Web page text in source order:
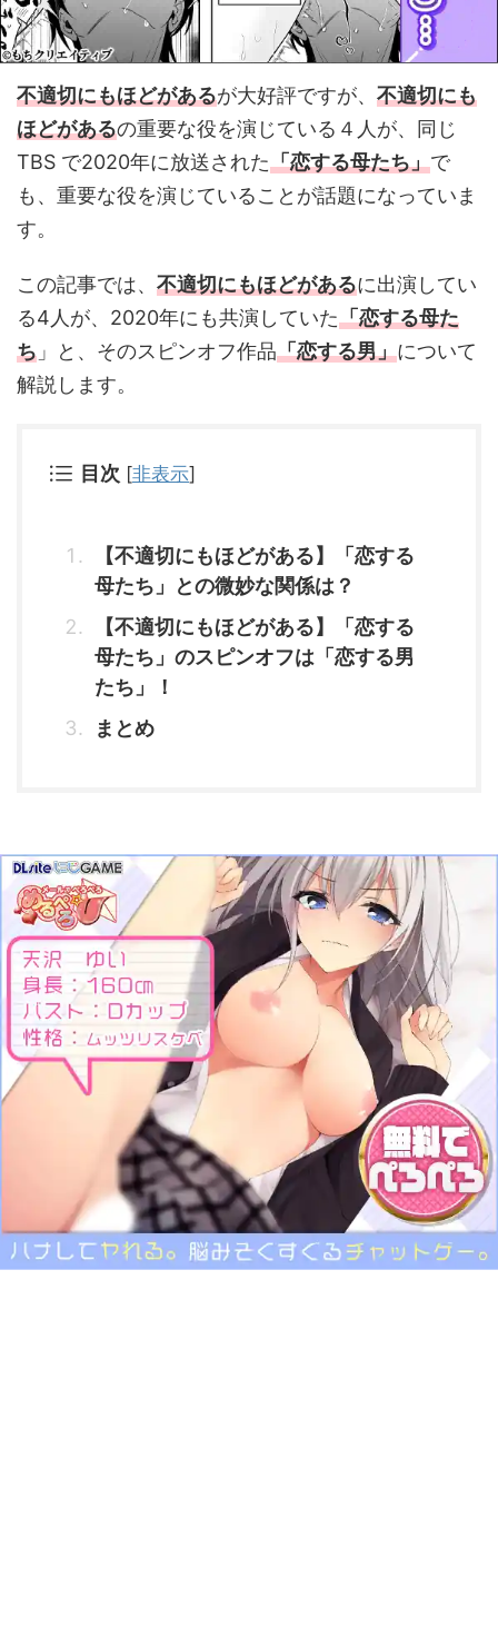
不適切にもほどがあるが大好評ですが、 不適切にも
ほどがあるの重要な役を演じている４人が、同じ
TBS で2020年に放送された「恋する母たち」で
も、重要な役を演じていることが話題になっていま
す。
この記事では、 不適切にもほどがあるに出演してい
る4人が、2020年にも共演していた「恋する母た
ち 」と、そのスピンオフ作品「恋する男」について
解説します。
目次 [非表示]
【不適切にもほどがある】「恋する
母たち」との微妙な関係は？
【不適切にもほどがある】「恋する
母たち」のスピンオフは「恋する男
たち」！
まとめ